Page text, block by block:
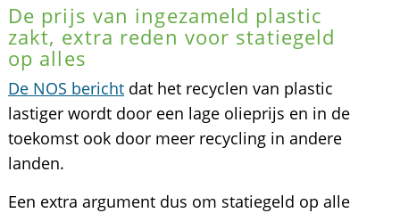
De prijs van ingezameld plastic
zakt, extra reden voor statiegeld
op alles
De NOS berichtdat het recyclen van plastic
lastiger wordt door een lage olieprijs en in de
toekomst ook door meer recycling in andere
landen.
Een extra argument dus om statiegeld op alle